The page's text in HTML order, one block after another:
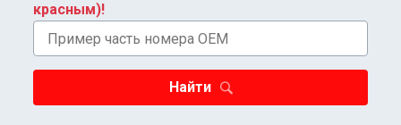
красным)!
Найти